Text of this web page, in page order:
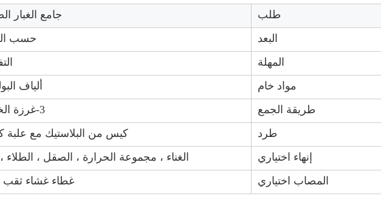
طلب
جامع الغبار
البعد
حسب
المهلة
مواد خام
ألياف
طريقة الجمع
3-غرزة الخياطة
طرد
كيس من البلاستيك مع علبة
إنهاء اختياري
الغناء ، مجموعة الحرارة ، الصقل ، الطلاء ،
المصاب اختياري
غطاء غشاء ثقب